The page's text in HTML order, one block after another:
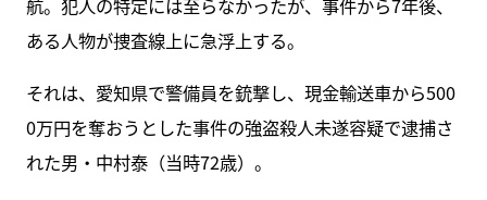
ある人物が捜査線上に急浮上する。
それは、愛知県で警備員を銃撃し、現金輸送車から500
0万円を奪おうとした事件の強盗殺人未遂容疑で逮捕さ
れた男・中村泰（当時72歳）。